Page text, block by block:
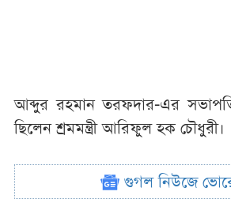
আব্দুর রহমান তরফদার-এর
ছিলেন শ্রমমন্ত্রী আরিফুল হক চৌধুরী।
গুগল নিউজে